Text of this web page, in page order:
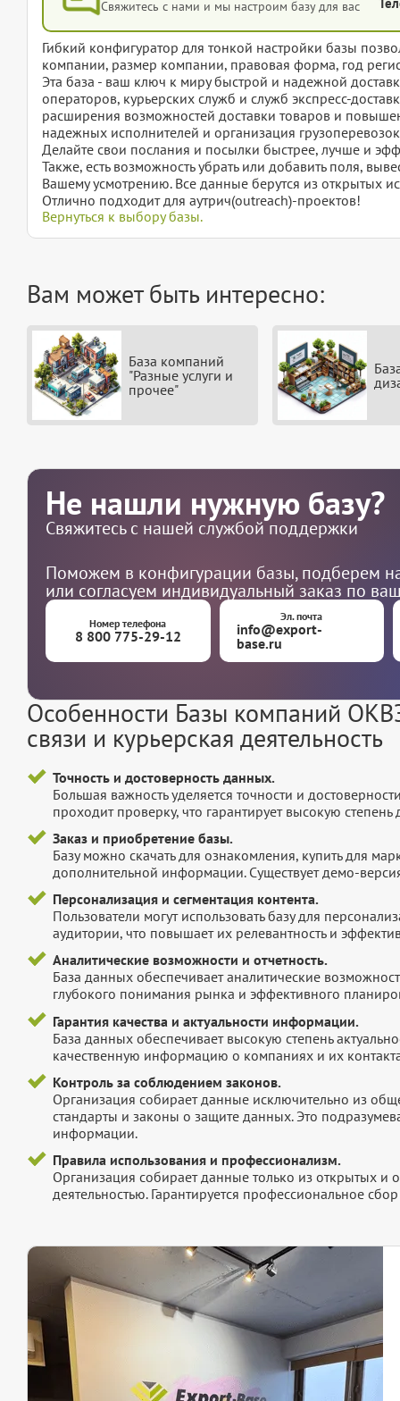
Свяжитесь с нами и мы настроим базу для вас
Гибкий конфигуратор для тонкой настройки базы
компании, размер компании, правовая форма, год
Эта база - ваш ключ к миру быстрой и надежной
операторов, курьерских служб и служб экспресс-
расширения возможностей доставки товаров и
надежных исполнителей и организация
Делайте свои послания и посылки быстрее, лучше и
Также, есть возможность убрать или добавить поля,
Вашему усмотрению. Все данные берутся из открытых
Отлично подходит для аутрич(outreach)-проектов!
Вернуться к выбору базы.
Вам может быть интересно:
База компаний
"Разные услуги и
прочее"
Не нашли нужную базу?
Свяжитесь с нашей службой поддержки
Поможем в конфигурации базы, подберем
или согласуем индивидуальный заказ по
Номер телефона
8 800 775-29-12
Эл. почта
info@export-
base.ru
Особенности Базы компаний
связи и курьерская деятельность
Точность и достоверность данных.
Большая важность уделяется точности и
проходит проверку, что гарантирует высокую
Заказ и приобретение базы.
Базу можно скачать для ознакомления, купить для
дополнительной информации. Существует демо-
Персонализация и сегментация контента.
Пользователи могут использовать базу для
аудитории, что повышает их релевантность и
Аналитические возможности и отчетность.
База данных обеспечивает аналитические
глубокого понимания рынка и эффективного
Гарантия качества и актуальности информации.
База данных обеспечивает высокую степень
качественную информацию о компаниях и их
Контроль за соблюдением законов.
Организация собирает данные исключительно из
стандарты и законы о защите данных. Это
информации.
Правила использования и профессионализм.
Организация собирает данные только из открытых и
деятельностью. Гарантируется профессиональное